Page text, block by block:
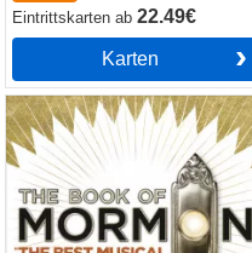
Eintrittskartenab22.49€
Karten
The Book of Mormon